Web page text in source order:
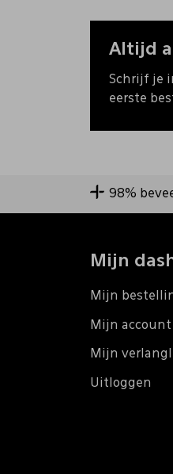
Altijd
Schrijf je
eerste
98%
Mijn
Mijn
Mijn account
Mijn
Uitloggen